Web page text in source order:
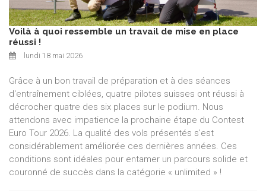
Voilà à quoi ressemble un travail de mise en place
réussi !
lundi 18 mai 2026
Grâce à un bon travail de préparation et à des séances
d'entraînement ciblées, quatre pilotes suisses ont réussi à
décrocher quatre des six places sur le podium. Nous
attendons avec impatience la prochaine étape du Contest
Euro Tour 2026. La qualité des vols présentés s'est
considérablement améliorée ces dernières années. Ces
conditions sont idéales pour entamer un parcours solide et
couronné de succès dans la catégorie « unlimited » !